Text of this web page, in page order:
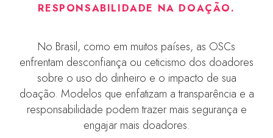
RESPONSABILIDADE NA DOAÇÃO.
No Brasil, como em muitos países, as OSCs
enfrentam desconfiança ou ceticismo dos doadores
sobre o uso do dinheiro e o impacto de sua
doação. Modelos que enfatizam a transparência e a
responsabilidade podem trazer mais segurança e
engajar mais doadores.